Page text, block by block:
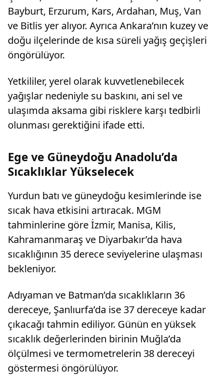
Bayburt, Erzurum, Kars, Ardahan, Muş, Van
ve Bitlis yer alıyor. Ayrıca Ankara’nın kuzey ve
doğu ilçelerinde de kısa süreli yağış geçişleri
öngörülüyor.
Yetkililer, yerel olarak kuvvetlenebilecek
yağışlar nedeniyle su baskını, ani sel ve
ulaşımda aksama gibi risklere karşı tedbirli
olunması gerektiğini ifade etti.
Ege ve Güneydoğu Anadolu’da
Sıcaklıklar Yükselecek
Yurdun batı ve güneydoğu kesimlerinde ise
sıcak hava etkisini artıracak. MGM
tahminlerine göre İzmir, Manisa, Kilis,
Kahramanmaraş ve Diyarbakır’da hava
sıcaklığının 35 derece seviyelerine ulaşması
bekleniyor.
Adıyaman ve Batman’da sıcaklıkların 36
dereceye, Şanlıurfa’da ise 37 dereceye kadar
çıkacağı tahmin ediliyor. Günün en yüksek
sıcaklık değerlerinden birinin Muğla’da
ölçülmesi ve termometrelerin 38 dereceyi
göstermesi öngörülüyor.